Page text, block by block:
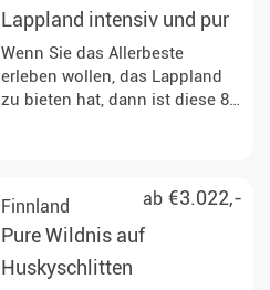
Lappland intensiv und pur
Wenn Sie das Allerbeste
erleben wollen, das Lappland
zu bieten hat, dann ist diese 8
Touren, ein Rentiererlebnis und
eine Schneemobilfahrt in
atemberaubender Landschaft.
ab €3.022,-
Finnland
Pure Wildnis auf
Huskyschlitten